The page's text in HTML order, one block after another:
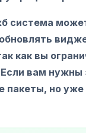
система
как вы
вам нужны
пакеты, но уже